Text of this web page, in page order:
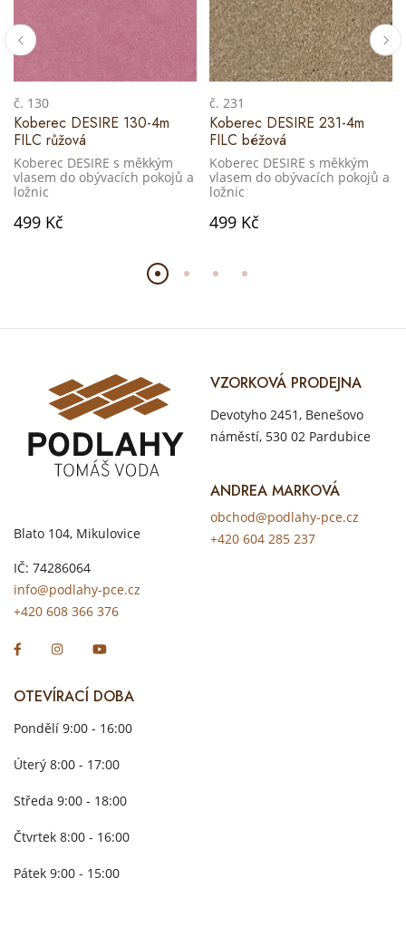
č. 130
Koberec DESIRE 130-4m
FILC růžová
Koberec DESIRE s měkkým
vlasem do obývacích pokojů a
ložnic
499 Kč
č. 231
Koberec DESIRE 231-4m
FILC béžová
Koberec DESIRE s měkkým
vlasem do obývacích pokojů a
ložnic
499 Kč
Blato 104, Mikulovice
IČ: 74286064
info@podlahy-pce.cz
+420 608 366 376
VZORKOVÁ PRODEJNA
Devotyho 2451, Benešovo
náměstí, 530 02 Pardubice
ANDREA MARKOVÁ
obchod@podlahy-pce.cz
+420 604 285 237
OTEVÍRACÍ DOBA
Pondělí 9:00 - 16:00
Úterý 8:00 - 17:00
Středa 9:00 - 18:00
Čtvrtek 8:00 - 16:00
Pátek 9:00 - 15:00